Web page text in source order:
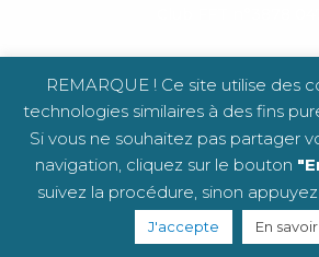
REMARQUE ! Ce site utilise des
technologies similaires à des fins
Si vous ne souhaitez pas partager
navigation, cliquez sur le bouton
suivez la procédure, sinon
J'accepte En